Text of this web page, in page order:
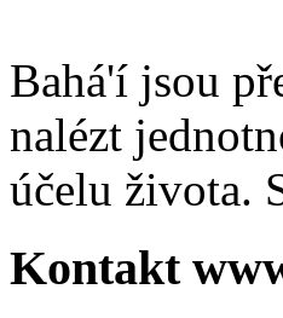
Bahá'í jsou
nalézt
účelu života.
Kontakt